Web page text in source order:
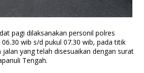
pagi dilaksanakan personil polres
wib s/d pukul 07.30 wib, pada titik
yang telah disesuaikan dengan surat
Tengah.